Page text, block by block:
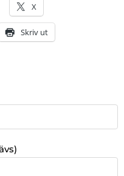
X
Skriv ut